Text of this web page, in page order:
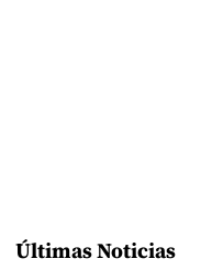
Últimas Noticias